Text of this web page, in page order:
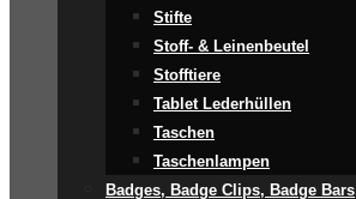
Stifte
Stoff- & Leinenbeutel
Stofftiere
Tablet Lederhüllen
Taschen
Taschenlampen
Badges, Badge Clips, Badge Bars